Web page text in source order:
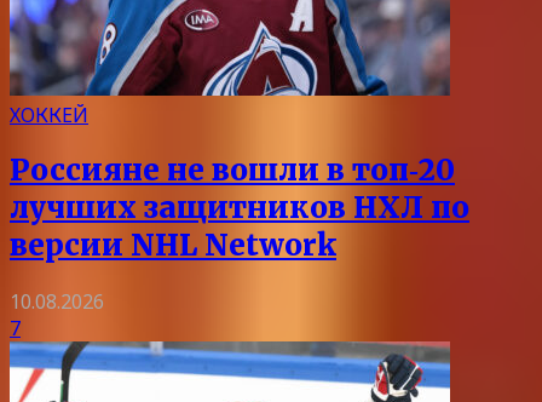
ХОККЕЙ
Россияне не вошли в топ‑20
лучших защитников НХЛ по
версии NHL Network
10.08.2026
7